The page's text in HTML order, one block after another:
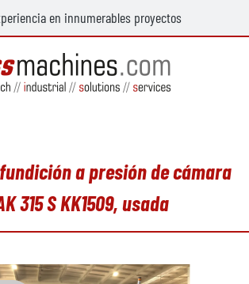
en innumerables proyectos
a presión de cámara
315 S KK1509, usada